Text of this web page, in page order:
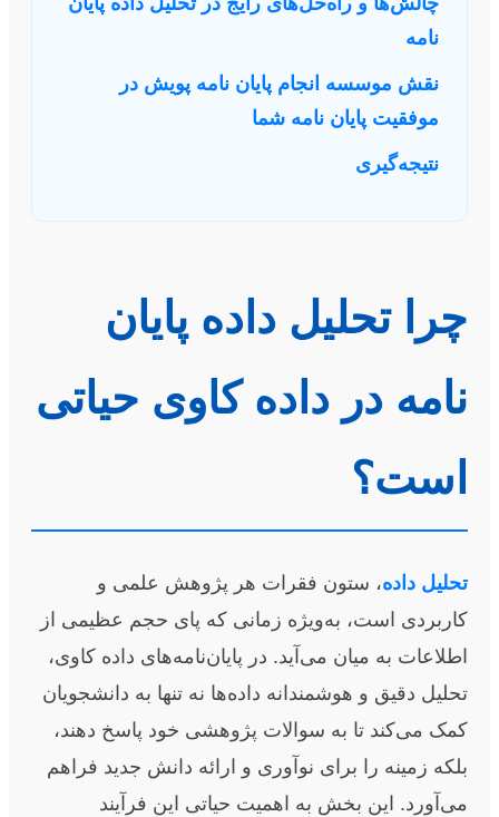
نامه
نقش موسسه انجام پایان نامه پویش در
موفقیت پایان نامه شما
نتیجه‌گیری
چرا تحلیل داده پایان
نامه در داده کاوی حیاتی
است؟
تحلیل داده، ستون فقرات هر پژوهش علمی و
کاربردی است، به‌ویژه زمانی که پای حجم عظیمی از
اطلاعات به میان می‌آید. در پایان‌نامه‌های داده کاوی،
تحلیل دقیق و هوشمندانه داده‌ها نه تنها به دانشجویان
کمک می‌کند تا به سوالات پژوهشی خود پاسخ دهند،
بلکه زمینه را برای نوآوری و ارائه دانش جدید فراهم
می‌آورد. این بخش به اهمیت حیاتی این فرآیند